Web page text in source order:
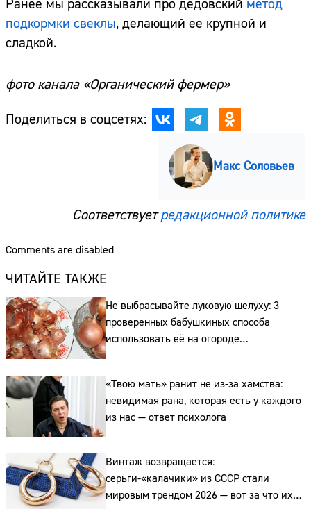
Ранее мы рассказывали про дедовский метод
подкормки свеклы, делающий ее крупной и
сладкой.
фото канала «Органический фермер»
Поделиться в соцсетях:
Макс Соловьев
Соответствуетредакционной политике
Comments are disabled
ЧИТАЙТЕ ТАКЖЕ
Не выбрасывайте луковую шелуху: 3
проверенных бабушкиных способа
использовать её на огороде
и для здоровья этой зимой
«Твою мать» ранит не из-за хамства:
невидимая рана, которая есть у каждого
из нас — ответ психолога
Винтаж возвращается:
серьги-«калачики» из СССР стали
мировым трендом 2026 — вот за что их